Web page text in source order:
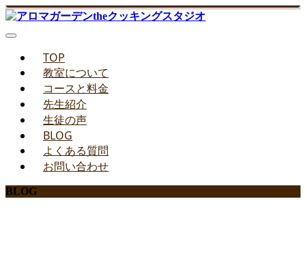
TOP
教室について
コースと料金
先生紹介
生徒の声
BLOG
よくある質問
お問い合わせ
BLOG